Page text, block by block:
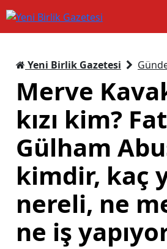
Yeni Birlik Gazetesi
Merve
kızı kim?
Gülham
kimdir, kaç
nereli, ne
ne iş